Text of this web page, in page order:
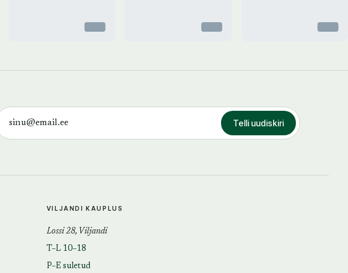
Telli uudiskiri
VILJANDI KAUPLUS
Lossi 28, Viljandi
T–L 10–18
P–E suletud